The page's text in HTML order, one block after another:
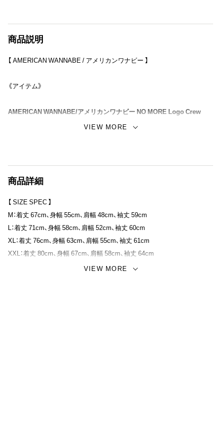
商品説明
【 AMERICAN WANNABE / アメリカンワナビー 】
《アイテム》
AMERICAN WANNABE/アメリカンワナビー NO MORE Logo Crew
ART WORKS/aoi氏、今作はそんな aoi氏にAMERICAN WANNABEの2店
舗目となる”NO MORE”のオープンを記念して書き上げて頂いた新たな
るロゴデザイン”NO MORE Signboard”。
VIEW MORE
商品詳細
【 SIZE SPEC 】
M：着丈 67cm、身幅 55cm、肩幅 48cm、袖丈 59cm
L：着丈 71cm、身幅 58cm、肩幅 52cm、袖丈 60cm
XL：着丈 76cm、身幅 63cm、肩幅 55cm、袖丈 61cm
XXL：着丈 80cm、身幅 67cm、肩幅 58cm、袖丈 64cm
VIEW MORE